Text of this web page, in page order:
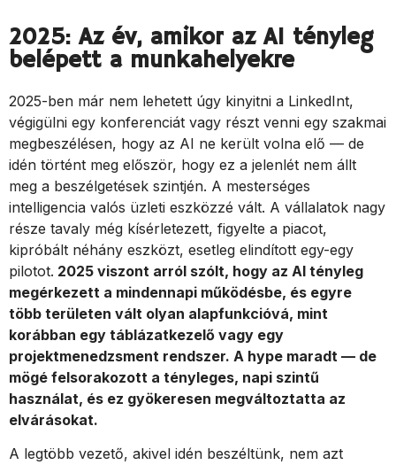
2025: Az év, amikor az AI tényleg
belépett a munkahelyekre
2025-ben már nem lehetett úgy kinyitni a LinkedInt,
végigülni egy konferenciát vagy részt venni egy szakmai
megbeszélésen, hogy az AI ne került volna elő — de
idén történt meg először, hogy ez a jelenlét nem állt
meg a beszélgetések szintjén. A mesterséges
intelligencia valós üzleti eszközzé vált. A vállalatok nagy
része tavaly még kísérletezett, figyelte a piacot,
kipróbált néhány eszközt, esetleg elindított egy-egy
pilotot. 2025 viszont arról szólt, hogy az AI tényleg
megérkezett a mindennapi működésbe, és egyre
több területen vált olyan alapfunkcióvá, mint
korábban egy táblázatkezelő vagy egy
projektmenedzsment rendszer. A hype maradt — de
mögé felsorakozott a tényleges, napi szintű
használat, és ez gyökeresen megváltoztatta az
elvárásokat.
A legtöbb vezető, akivel idén beszéltünk, nem azt